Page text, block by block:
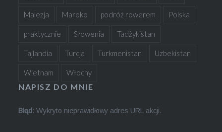
Malezja Maroko podróż rowerem Polska
praktycznie Słowenia Tadżykistan
Tajlandia Turcja Turkmenistan Uzbekistan
Wietnam Włochy
NAPISZ DO MNIE
Błąd: Wykryto nieprawidłowy adres URL akcji.